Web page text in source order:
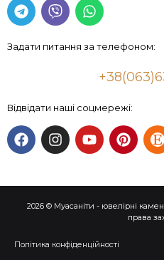
Задати питання за телефоном:
Відвідати наші соцмережі:
2026 © Муасаніти - ювелірні
права
Політика конфіденційності